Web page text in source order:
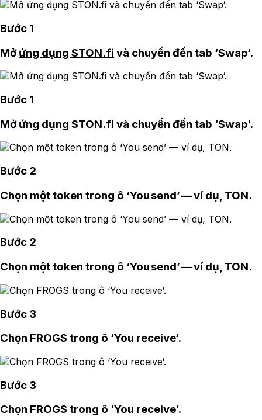
Bước 1
Mởứng dụng STON.fi và chuyển đến tab ‘Swap‘.
Bước 1
Mởứng dụng STON.fi và chuyển đến tab ‘Swap‘.
Bước 2
Chọn một token trong ô ‘You send’ — ví dụ, TON.
Bước 2
Chọn một token trong ô ‘You send’ — ví dụ, TON.
Bước 3
Chọn FROGS trong ô ‘You receive‘.
Bước 3
Chọn FROGS trong ô ‘You receive‘.